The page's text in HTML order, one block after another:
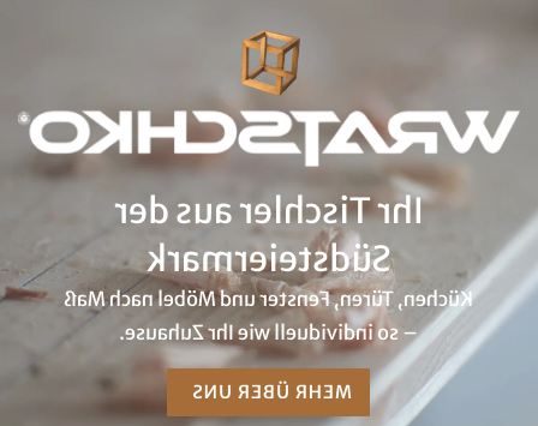
Ihr Tischler aus der
Südsteiermark
Küchen, Türen, Fenster und Möbel nach Maß
– so individuell wie Ihr Zuhause.
MEHR ÜBER UNS